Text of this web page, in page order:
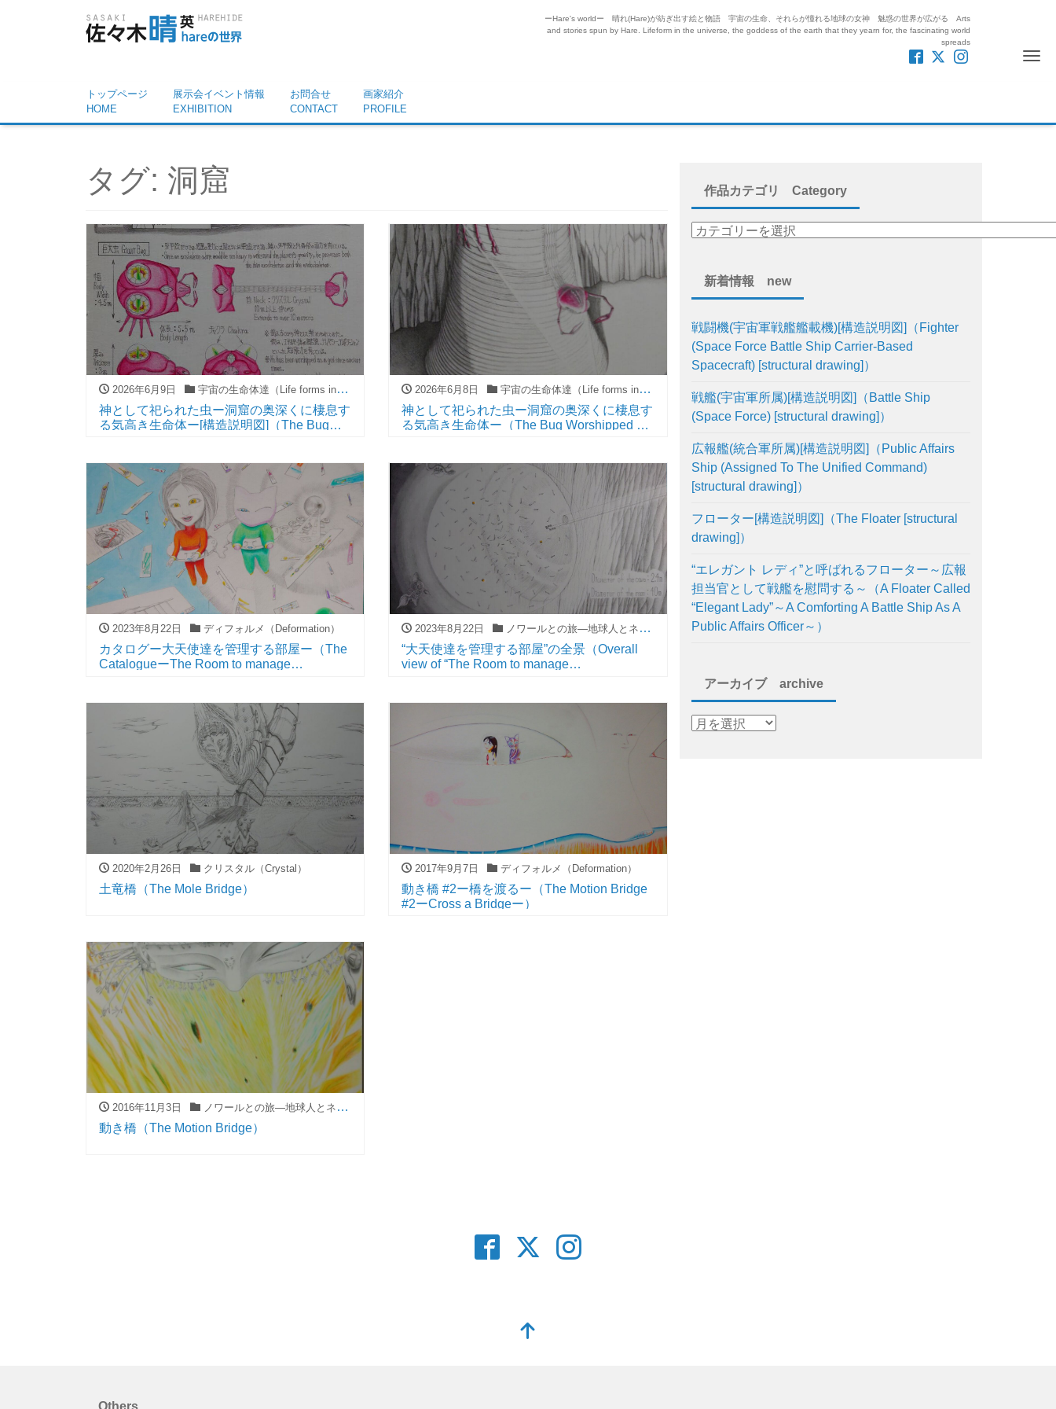
ーHare's worldー 晴れ(Hare)が紡ぎ出す絵と物語 宇宙の生命、それらが憧れる地球の女神 魅惑の世界が広がる Arts
and stories spun by Hare. Lifeform in the universe, the goddess of the earth that they yearn for, the fascinating world
spreads
トップページ
HOME
展示会イベント情報
EXHIBITION
お問合せ
CONTACT
画家紹介
PROFILE
タグ: 洞窟
2026年6月9日 宇宙の生命体達（Life forms in universe）
神として祀られた虫ー洞窟の奥深くに棲息す
る気高き生命体ー[構造説明図]（The Bug
ー[structural drawing]）
2026年6月8日 宇宙の生命体達（Life forms in universe）
神として祀られた虫ー洞窟の奥深くに棲息す
る気高き生命体ー（The Bug Worshipped As
2023年8月22日 ディフォルメ（Deformation）
カタログー大天使達を管理する部屋ー（The
CatalogueーThe Room to manage
2023年8月22日 ノワールとの旅―地球人とネコ型宇宙種族の大冒険―（The journey with Noir―The great adventure of A earthling and A cat-type-cosmic-race―）
“大天使達を管理する部屋”の全景（Overall
view of “The Room to manage
2020年2月26日 クリスタル（Crystal）
土竜橋（The Mole Bridge）
2017年9月7日 ディフォルメ（Deformation）
動き橋 #2ー橋を渡るー（The Motion Bridge
#2ーCross a Bridgeー）
2016年11月3日 ノワールとの旅―地球人とネコ型宇宙種族の大冒険―（The journey with Noir―The great adventure of A earthling and A cat-type-cosmic-race―）
動き橋（The Motion Bridge）
作品カテゴリ Category
新着情報 new
戦闘機(宇宙軍戦艦艦載機)[構造説明図]（Fighter
(Space Force Battle Ship Carrier-Based
Spacecraft) [structural drawing]）
戦艦(宇宙軍所属)[構造説明図]（Battle Ship
(Space Force) [structural drawing]）
広報艦(統合軍所属)[構造説明図]（Public Affairs
Ship (Assigned To The Unified Command)
[structural drawing]）
フローター[構造説明図]（The Floater [structural
drawing]）
“エレガント レディ”と呼ばれるフローター～広報
担当官として戦艦を慰問する～（A Floater Called
“Elegant Lady”～A Comforting A Battle Ship As A
Public Affairs Officer～）
アーカイブ archive